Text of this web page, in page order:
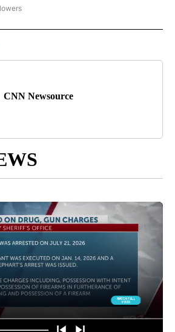
SPANISH" TO RECEIVE NOTIFICATIONS ABOUT
CNN Newsource